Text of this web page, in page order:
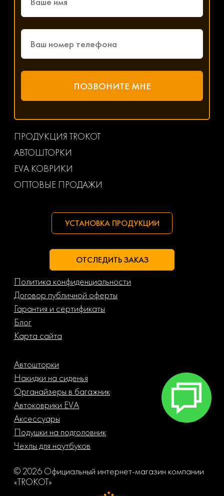
ПРОДУКЦИЯ TROKOT
АВТОШТОРКИ
EVA КОВРИКИ
ОПТОВЫЕ ПРОДАЖИ
УСТАНОВКА ПРОДУКЦИИ
ОТСЛЕДИТЬ ЗАКАЗ
Политика конфиденциальности
Договор публичной оферты
Гарантия и сертификаты
Блог
Карта сайта
Автошторки
Накидки на сиденья
Органайзеры в багажник
Автоковрики EVA
Аксессуары
Подушки на подголовник
Чехлы для ноутбуков
© 2026 Официальный интернет-магазин компании
«TROKOT»